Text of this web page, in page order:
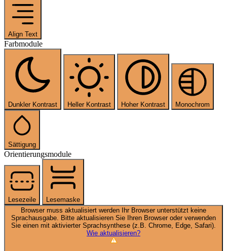
Align Text
Farbmodule
Dunkler Kontrast Heller Kontrast Hoher Kontrast Monochrom
Sättigung
Orientierungsmodule
Lesezeile
Lesemaske
Browser muss aktualisiert werden
Ihr Browser unterstützt keine
Sprachausgabe. Bitte aktualisieren Sie Ihren Browser oder verwenden
Sie einen mit aktivierter Sprachsynthese (z.B. Chrome, Edge, Safari).
Wie aktualisieren?